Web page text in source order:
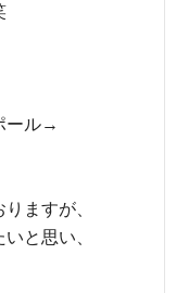
ール→
ますが、
と思い、